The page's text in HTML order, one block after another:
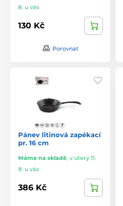
8. u vás
130 Kč
Porovnat
Pánev litinová zapékací
pr. 16 cm
Máme na skladě, v úterý 11.
8. u vás
386 Kč